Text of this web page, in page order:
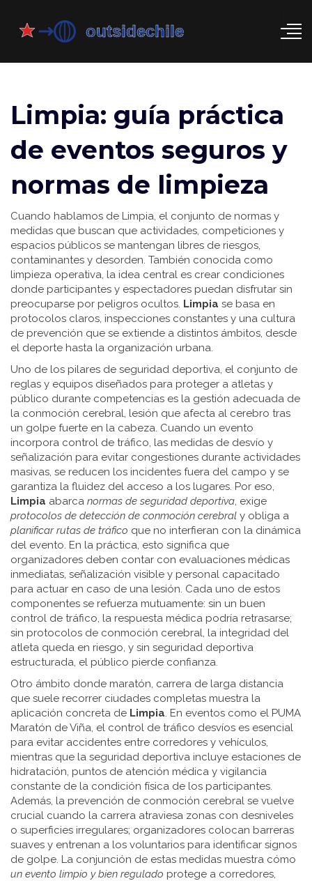
Limpia: guía práctica
de eventos seguros y
normas de limpieza
Cuando hablamos de Limpia, el conjunto de normas y
medidas que buscan que actividades, competiciones y
espacios públicos se mantengan libres de riesgos,
contaminantes y desorden. También conocida como
limpieza operativa, la idea central es crear condiciones
donde participantes y espectadores puedan disfrutar sin
preocuparse por peligros ocultos. Limpia se basa en
protocolos claros, inspecciones constantes y una cultura
de prevención que se extiende a distintos ámbitos, desde
el deporte hasta la organización urbana.
Uno de los pilares de seguridad deportiva, el conjunto de
reglas y equipos diseñados para proteger a atletas y
público durante competencias es la gestión adecuada de
la conmoción cerebral, lesión que afecta al cerebro tras
un golpe fuerte en la cabeza. Cuando un evento
incorpora control de tráfico, las medidas de desvío y
señalización para evitar congestiones durante actividades
masivas, se reducen los incidentes fuera del campo y se
garantiza la fluidez del acceso a los lugares. Por eso,
Limpia abarca normas de seguridad deportiva, exige
protocolos de detección de conmoción cerebral y obliga a
planificar rutas de tráfico que no interfieran con la dinámica
del evento. En la práctica, esto significa que
organizadores deben contar con evaluaciones médicas
inmediatas, señalización visible y personal capacitado
para actuar en caso de una lesión. Cada uno de estos
componentes se refuerza mutuamente: sin un buen
control de tráfico, la respuesta médica podría retrasarse;
sin protocolos de conmoción cerebral, la integridad del
atleta queda en riesgo, y sin seguridad deportiva
estructurada, el público pierde confianza.
Otro ámbito donde maratón, carrera de larga distancia
que suele recorrer ciudades completas muestra la
aplicación concreta de Limpia. En eventos como el PUMA
Maratón de Viña, el control de tráfico desvíos es esencial
para evitar accidentes entre corredores y vehículos,
mientras que la seguridad deportiva incluye estaciones de
hidratación, puntos de atención médica y vigilancia
constante de la condición física de los participantes.
Además, la prevención de conmoción cerebral se vuelve
crucial cuando la carrera atraviesa zonas con desniveles
o superficies irregulares; organizadores colocan barreras
suaves y entrenan a los voluntarios para identificar signos
de golpe. La conjunción de estas medidas muestra cómo
un evento limpio y bien regulado protege a corredores,